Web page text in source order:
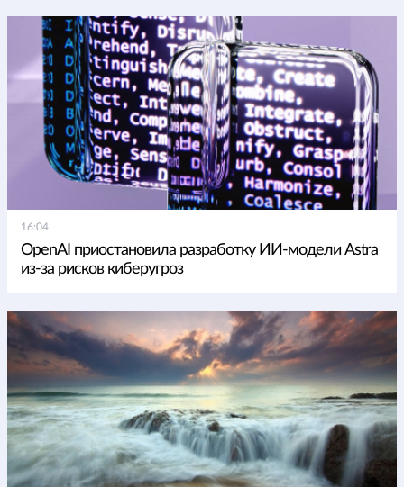
16:04
OpenAI приостановила разработку ИИ-модели Astra
из-за рисков киберугроз